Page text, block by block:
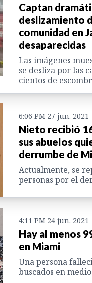
Captan
deslizamiento
comunidad en
desaparecidas
Las imágenes
se desliza por las
cientos de
6:06 PM 27 jun. 2021
Nieto recibió
sus abuelos
derrumbe de
Actualmente, se
personas por el
4:11 PM 24 jun. 2021
Hay al menos
en Miami
Una persona
buscados en